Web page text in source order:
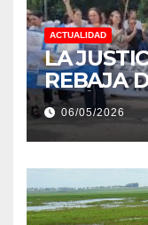
ACTUALIDAD
LA
REBAJA
06/05/2026